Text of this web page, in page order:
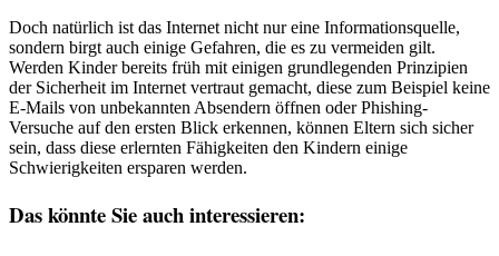
Doch natürlich ist das Internet nicht nur eine Informationsquelle,
sondern birgt auch einige Gefahren, die es zu vermeiden gilt.
Werden Kinder bereits früh mit einigen grundlegenden Prinzipien
der Sicherheit im Internet vertraut gemacht, diese zum Beispiel keine
E-Mails von unbekannten Absendern öffnen oder Phishing-
Versuche auf den ersten Blick erkennen, können Eltern sich sicher
sein, dass diese erlernten Fähigkeiten den Kindern einige
Schwierigkeiten ersparen werden.
Das könnte Sie auch interessieren: